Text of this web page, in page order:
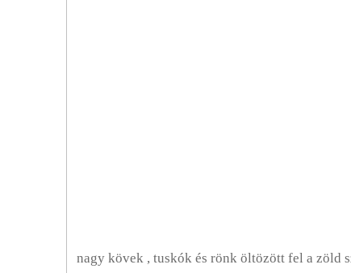
Gyep Karbantartás
nagy kövek , tuskók és rönk öltözött fel a zöld